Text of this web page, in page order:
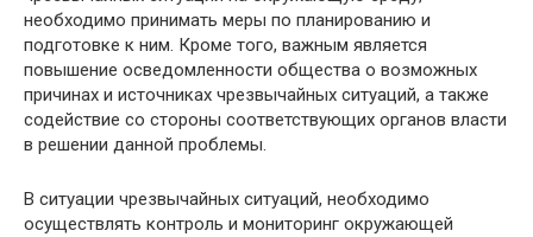
необходимо принимать меры по планированию и
подготовке к ним. Кроме того, важным является
повышение осведомленности общества о возможных
причинах и источниках чрезвычайных ситуаций, а также
содействие со стороны соответствующих органов власти
в решении данной проблемы.
В ситуации чрезвычайных ситуаций, необходимо
осуществлять контроль и мониторинг окружающей